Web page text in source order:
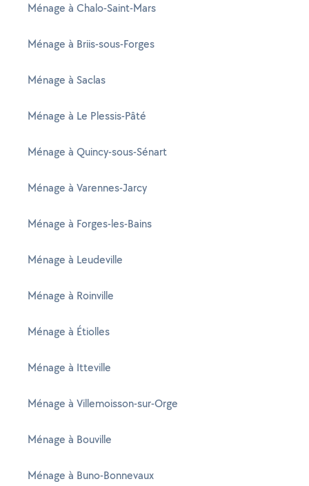
Ménage à Chalo-Saint-Mars
Ménage à Briis-sous-Forges
Ménage à Saclas
Ménage à Le Plessis-Pâté
Ménage à Quincy-sous-Sénart
Ménage à Varennes-Jarcy
Ménage à Forges-les-Bains
Ménage à Leudeville
Ménage à Roinville
Ménage à Étiolles
Ménage à Itteville
Ménage à Villemoisson-sur-Orge
Ménage à Bouville
Ménage à Buno-Bonnevaux